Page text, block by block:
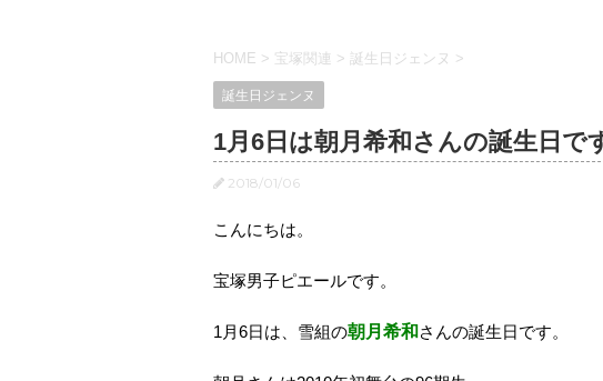
HOME > 宝塚関連 > 誕生日ジェンヌ >
誕生日ジェンヌ
1月6日は朝月希和さんの誕生日で
2018/01/06
こんにちは。
宝塚男子ピエールです。
1月6日は、雪組の朝月希和 さんの誕生日です。